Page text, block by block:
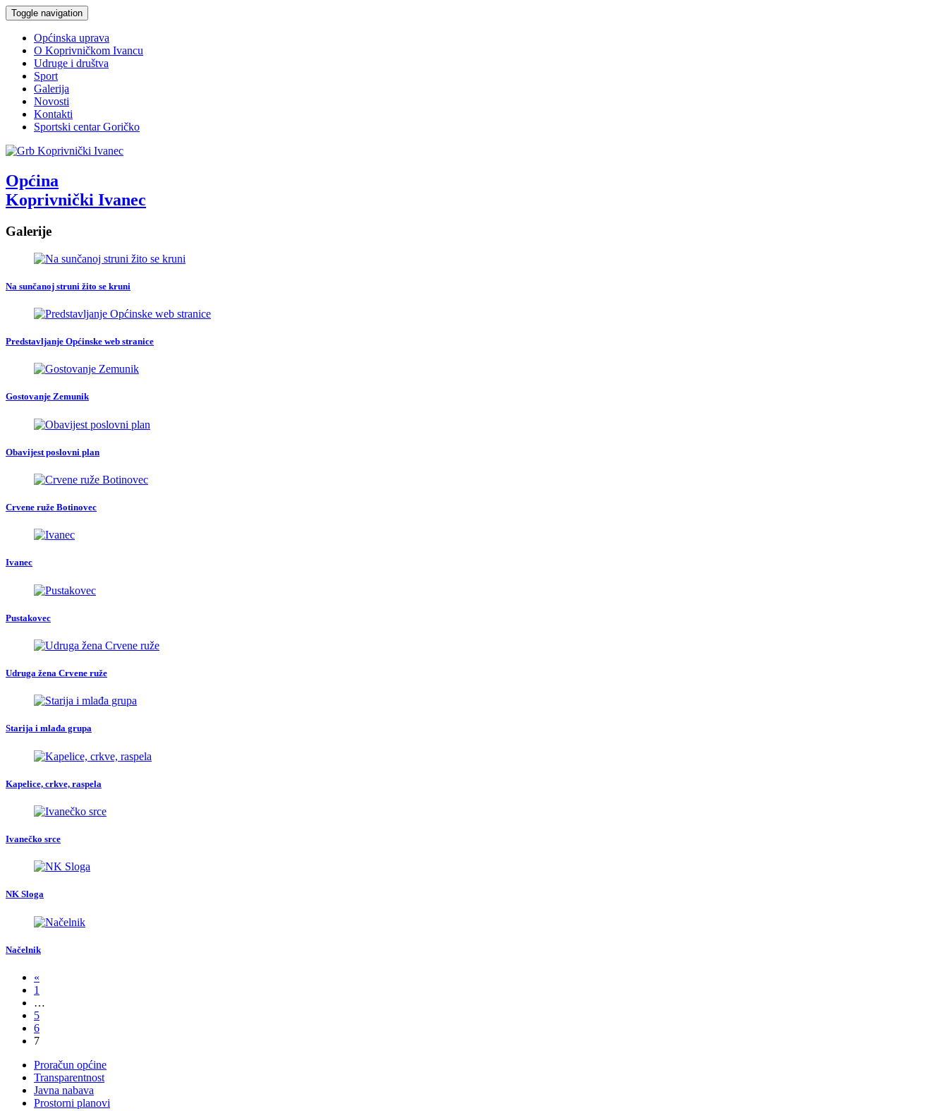
Toggle navigation
Općinska uprava
O Koprivničkom Ivancu
Udruge i društva
Sport
Galerija
Novosti
Kontakti
Sportski centar Goričko
Općina
Koprivnički Ivanec
Galerije
Na sunčanoj struni žito se kruni
Predstavljanje Općinske web stranice
Gostovanje Zemunik
Obavijest poslovni plan
Crvene ruže Botinovec
Ivanec
Pustakovec
Udruga žena Crvene ruže
Starija i mlađa grupa
Kapelice, crkve, raspela
Ivanečko srce
NK Sloga
Načelnik
«
1
…
5
6
7
Proračun općine
Transparentnost
Javna nabava
Prostorni planovi